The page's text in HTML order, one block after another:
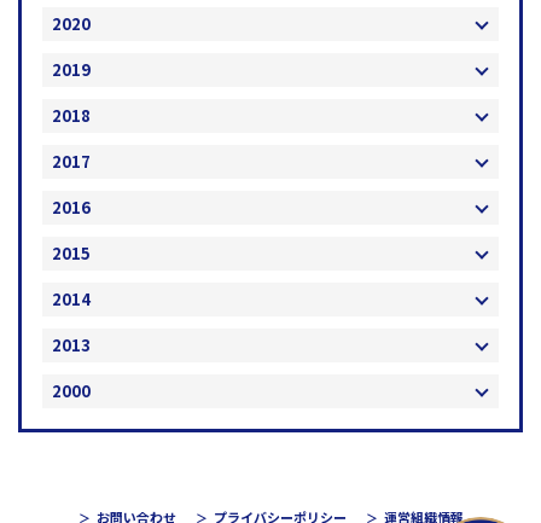
2020
2019
2018
2017
2016
2015
2014
2013
2000
お問い合わせ プライバシーポリシー 運営組織情報